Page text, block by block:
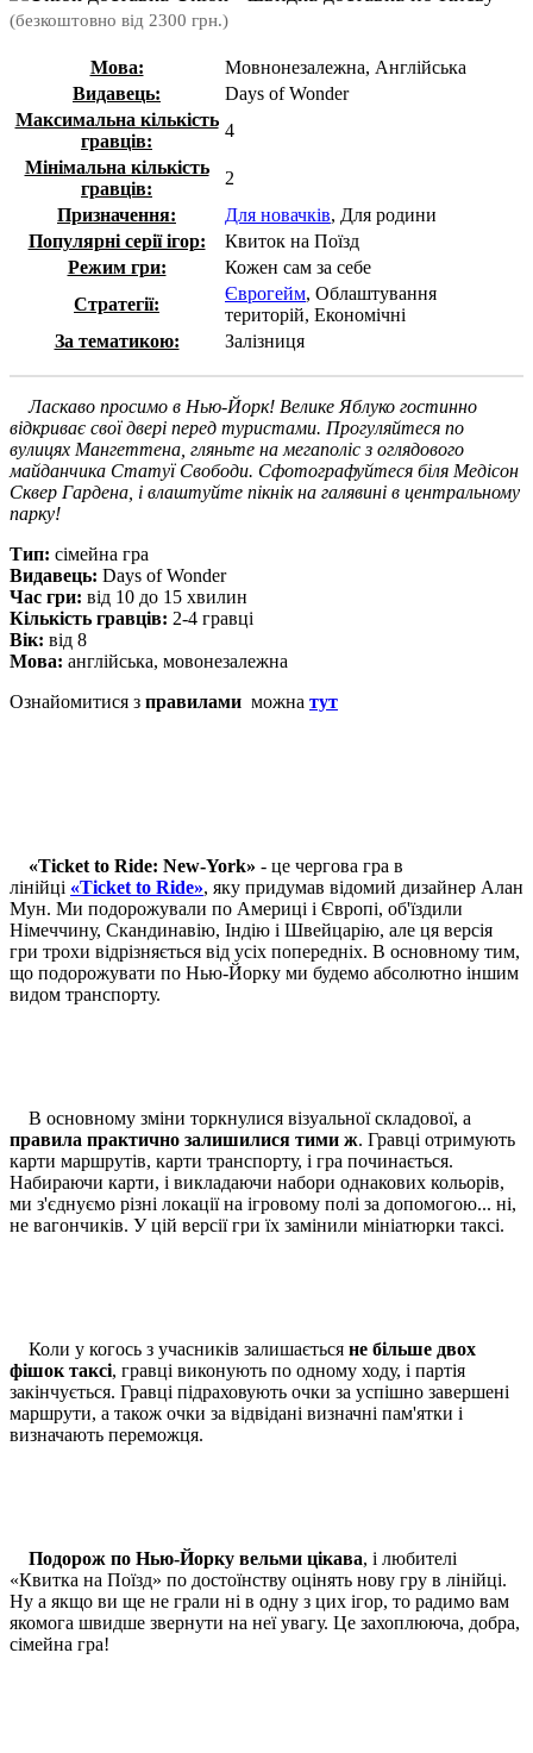
(безкоштовно від 2300 грн.)
Мова:
Мовнонезалежна, Англійська
Видавець:
Days of Wonder
Максимальна кількість
гравців:
4
Мінімальна кількість
гравців:
2
Призначення:
Для новачків, Для родини
Популярні серії ігор:
Квиток на Поїзд
Режим гри:
Кожен сам за себе
Стратегії:
Єврогейм, Облаштування
територій, Економічні
За тематикою:
Залізниця
Ласкаво просимо в Нью-Йорк! Велике Яблуко гостинно
відкриває свої двері перед туристами. Прогуляйтеся по
вулицях Мангеттена, гляньте на мегаполіс з оглядового
майданчика Статуї Свободи. Сфотографуйтеся біля Медісон
Сквер Гардена, і влаштуйте пікнік на галявині в центральному
парку!
Тип: сімейна гра
Видавець: Days of Wonder
Час гри: від 10 до 15 хвилин
Кількість гравців: 2-4 гравці
Вік: від 8
Мова: англійська, мовонезалежна
Ознайомитися з правилами можна тут
«Ticket to Ride: New-York» - це чергова гра в
лінійці «Ticket to Ride», яку придумав відомий дизайнер Алан
Мун. Ми подорожували по Америці і Європі, об'їздили
Німеччину, Скандинавію, Індію і Швейцарію, але ця версія
гри трохи відрізняється від усіх попередніх. В основному тим,
що подорожувати по Нью-Йорку ми будемо абсолютно іншим
видом транспорту.
В основному зміни торкнулися візуальної складової, а
правила практично залишилися тими ж. Гравці отримують
карти маршрутів, карти транспорту, і гра починається.
Набираючи карти, і викладаючи набори однакових кольорів,
ми з'єднуємо різні локації на ігровому полі за допомогою... ні,
не вагончиків. У цій версії гри їх замінили мініатюрки таксі.
Коли у когось з учасників залишається не більше двох
фішок таксі, гравці виконують по одному ходу, і партія
закінчується. Гравці підраховують очки за успішно завершені
маршрути, а також очки за відвідані визначні пам'ятки і
визначають переможця.
Подорож по Нью-Йорку вельми цікава, і любителі
«Квитка на Поїзд» по достоїнству оцінять нову гру в лінійці.
Ну а якщо ви ще не грали ні в одну з цих ігор, то радимо вам
якомога швидше звернути на неї увагу. Це захоплююча, добра,
сімейна гра!